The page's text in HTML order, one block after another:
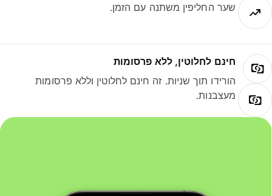
שער החליפין משתנה עם הזמן.
חינם לחלוטין, ללא פרסומות
הורידו תוך שניות. זה חינם לחלוטין וללא פרסומות
מעצבנות.